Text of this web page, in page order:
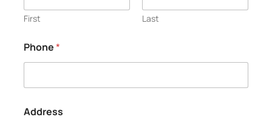
First Last
Phone*
Address